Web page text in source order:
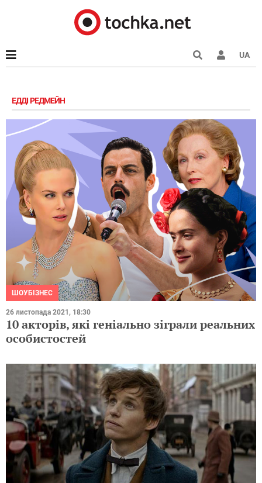
UA
ЕДДІ РЕДМЕЙН
ШОУБІЗНЕС
26 листопада 2021, 18:30
10 акторів, які геніально зіграли реальних
особистостей